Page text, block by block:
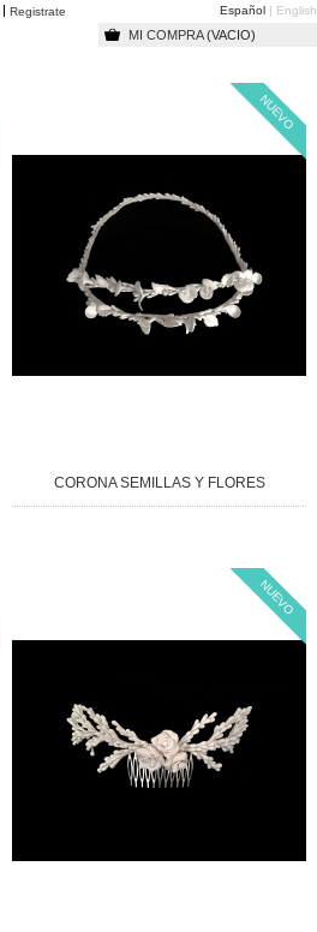
English
Español
MI COMPRA (VACIO)
Registrate
NUEVO
CORONA SEMILLAS Y FLORES
NUEVO